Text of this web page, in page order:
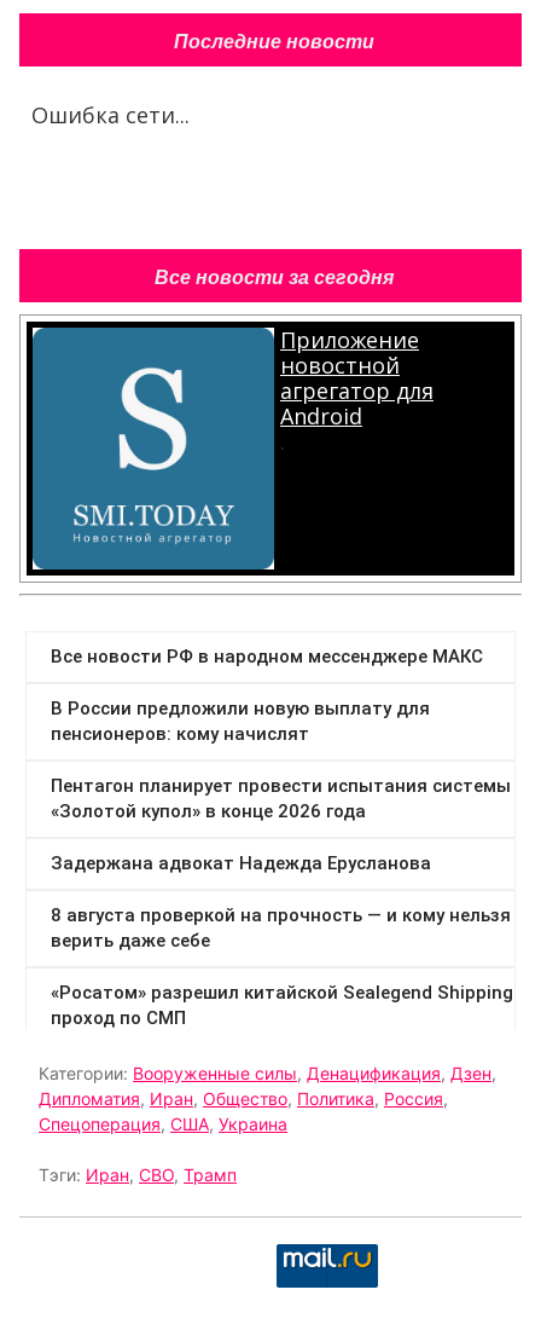
Последние новости
Ошибка сети...
Все новости за сегодня
Приложение
новостной
агрегатор для
Android
.
Категории: Вооруженные силы, Денацификация, Дзен,
Дипломатия, Иран, Общество, Политика, Россия,
Спецоперация, США, Украина
Тэги: Иран, СВО, Трамп